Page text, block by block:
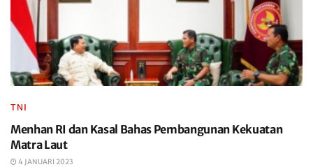
TNI
Menhan RI dan Kasal Bahas Pembangunan Kekuatan
Matra Laut
4 JANUARI 2023